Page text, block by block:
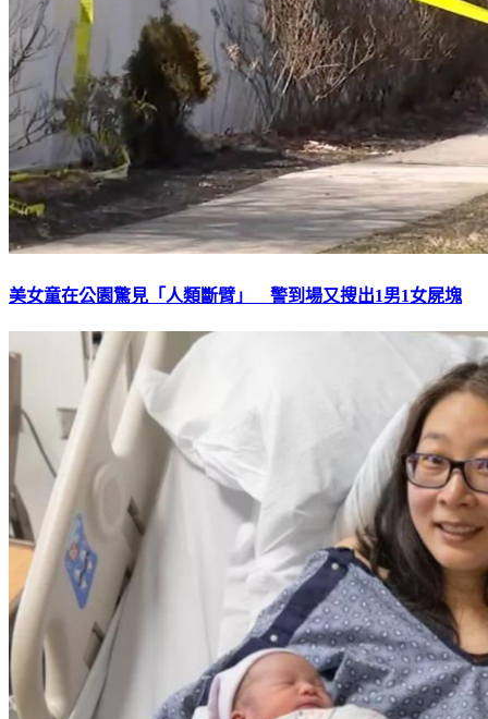
美女童在公園驚見「人類斷臂」 警到場又搜出1男1女屍塊